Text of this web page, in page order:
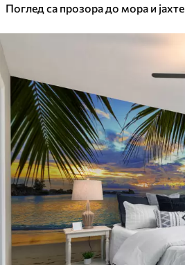
Поглед са прозора до мора и јахте